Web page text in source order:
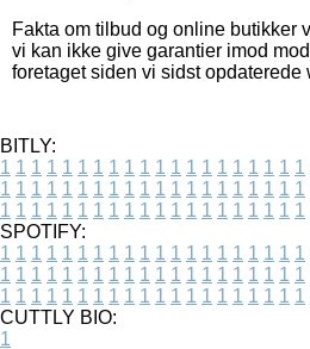
Fakta om tilbud og online butikker
vi kan ikke give garantier imod
foretaget siden vi sidst opdaterede
BITLY:
1 1 1 1 1 1 1 1 1 1 1 1 1 1 1 1 1 1 1 1
1 1 1 1 1 1 1 1 1 1 1 1 1 1 1 1 1 1 1 1
1 1 1 1 1 1 1 1 1 1 1 1 1 1 1 1 1 1 1 1
SPOTIFY:
1 1 1 1 1 1 1 1 1 1 1 1 1 1 1 1 1 1 1 1
1 1 1 1 1 1 1 1 1 1 1 1 1 1 1 1 1 1 1 1
1 1 1 1 1 1 1 1 1 1 1 1 1 1 1 1 1 1 1 1
CUTTLY BIO:
1